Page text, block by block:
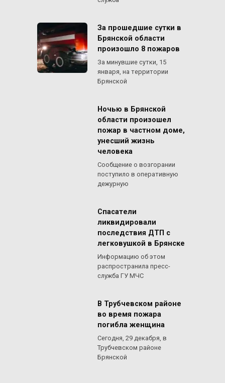
За прошедшие сутки в
Брянской области
произошло 8 пожаров
За минувшие сутки, 15
января, на территории
Брянской
Ночью в Брянской
области произошел
пожар в частном доме,
унесший жизнь
человека
Сообщение о возгорании
поступило в оперативную
дежурную
Спасатели
ликвидировали
последствия ДТП с
легковушкой в Брянске
Информацию об этом
распространила пресс-
служба ГУ МЧС
В Трубчевском районе
во время пожара
погибла женщина
Сегодня, 29 декабря, в
Трубчевском районе
Брянской